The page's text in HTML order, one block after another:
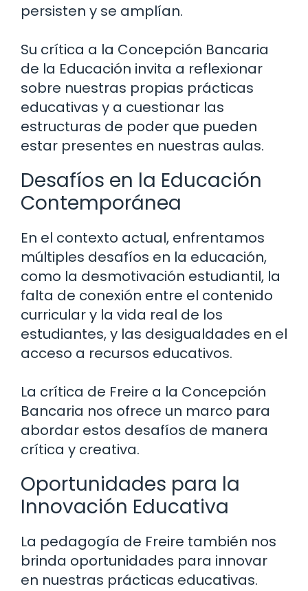
persisten y se amplían.
Su crítica a la Concepción Bancaria
de la Educación invita a reflexionar
sobre nuestras propias prácticas
educativas y a cuestionar las
estructuras de poder que pueden
estar presentes en nuestras aulas.
Desafíos en la Educación
Contemporánea
En el contexto actual, enfrentamos
múltiples desafíos en la educación,
como la desmotivación estudiantil, la
falta de conexión entre el contenido
curricular y la vida real de los
estudiantes, y las desigualdades en el
acceso a recursos educativos.
La crítica de Freire a la Concepción
Bancaria nos ofrece un marco para
abordar estos desafíos de manera
crítica y creativa.
Oportunidades para la
Innovación Educativa
La pedagogía de Freire también nos
brinda oportunidades para innovar
en nuestras prácticas educativas.